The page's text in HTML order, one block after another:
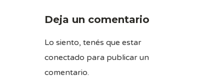
Deja un comentario
Lo siento, tenés que estar
conectado para publicar un
comentario.